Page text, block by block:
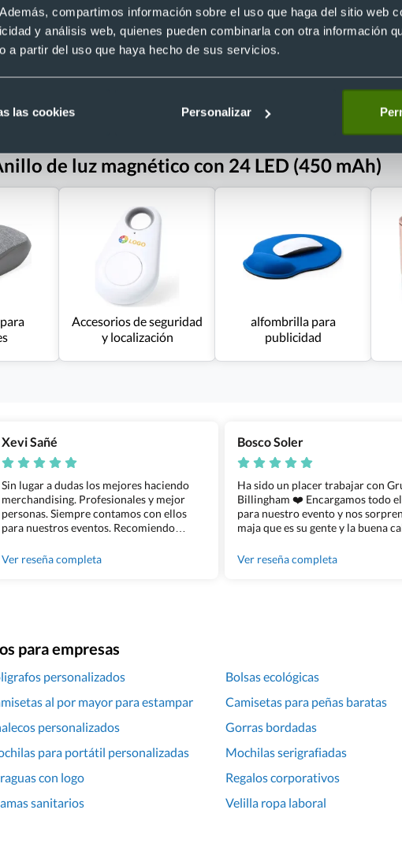
compartimos información sobre el uso que haga del sitio web
y análisis web, quienes pueden combinarla con otra información
a partir del uso que haya hecho de sus servicios.
las cookies Personalizar
de luz magnético con 24 LED (450 mAh)
Accesorios de seguridad
y localización
alfombrilla para
publicidad
Xevi Sañé
Sin lugar a dudas los mejores haciendo
merchandising. Profesionales y mejor
personas. Siempre contamos con ellos
para nuestros eventos. Recomiendo
Ver reseña completa
Bosco Soler
Ha sido un placer trabajar con
Billingham ❤️ Encargamos todo
para nuestro evento y nos
maja que es su gente y la buena
100% recomendado!!
Ver reseña completa
para empresas
personalizados Bolsas ecológicas
al por mayor para estampar Camisetas para peñas baratas
personalizados Gorras bordadas
para portátil personalizadas Mochilas serigrafiadas
con logo Regalos corporativos
sanitarios Velilla ropa laboral